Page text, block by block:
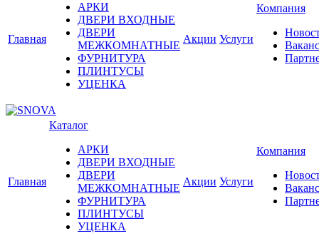
Главная
АРКИ
ДВЕРИ ВХОДНЫЕ
ДВЕРИ
МЕЖКОМНАТНЫЕ
ФУРНИТУРА
ПЛИНТУСЫ
УЦЕНКА
Акции Услуги
Компания
Главная
Каталог
АРКИ
ДВЕРИ ВХОДНЫЕ
ДВЕРИ
МЕЖКОМНАТНЫЕ
ФУРНИТУРА
ПЛИНТУСЫ
УЦЕНКА
Акции Услуги
Компания